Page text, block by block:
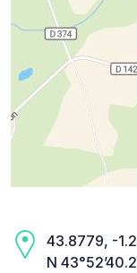
43.8779, -
N